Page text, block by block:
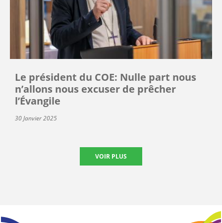
Le président du COE: Nulle part nous
n’allons nous excuser de prêcher
l’Évangile
30 Janvier 2025
VOIR PLUS